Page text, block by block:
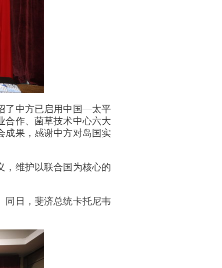
了中方已启用中国—太平
合作、菌草技术中心六大
成果，感谢中方对岛国实
，维护以联合国为核心的
同日，斐济总统卡托尼韦